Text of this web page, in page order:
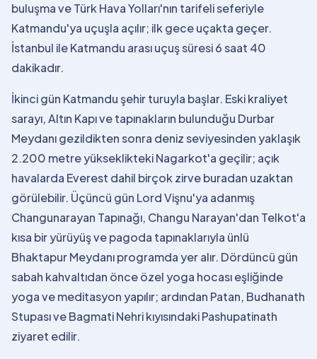
buluşma ve Türk Hava Yolları'nın tarifeli seferiyle
Katmandu'ya uçuşla açılır; ilk gece uçakta geçer.
İstanbul ile Katmandu arası uçuş süresi 6 saat 40
dakikadır.
İkinci gün Katmandu şehir turuyla başlar. Eski kraliyet
sarayı, Altın Kapı ve tapınakların bulunduğu Durbar
Meydanı gezildikten sonra deniz seviyesinden yaklaşık
2.200 metre yükseklikteki Nagarkot'a geçilir; açık
havalarda Everest dahil birçok zirve buradan uzaktan
görülebilir. Üçüncü gün Lord Vişnu'ya adanmış
Changunarayan Tapınağı, Changu Narayan'dan Telkot'a
kısa bir yürüyüş ve pagoda tapınaklarıyla ünlü
Bhaktapur Meydanı programda yer alır. Dördüncü gün
sabah kahvaltıdan önce özel yoga hocası eşliğinde
yoga ve meditasyon yapılır; ardından Patan, Budhanath
Stupası ve Bagmati Nehri kıyısındaki Pashupatinath
ziyaret edilir.